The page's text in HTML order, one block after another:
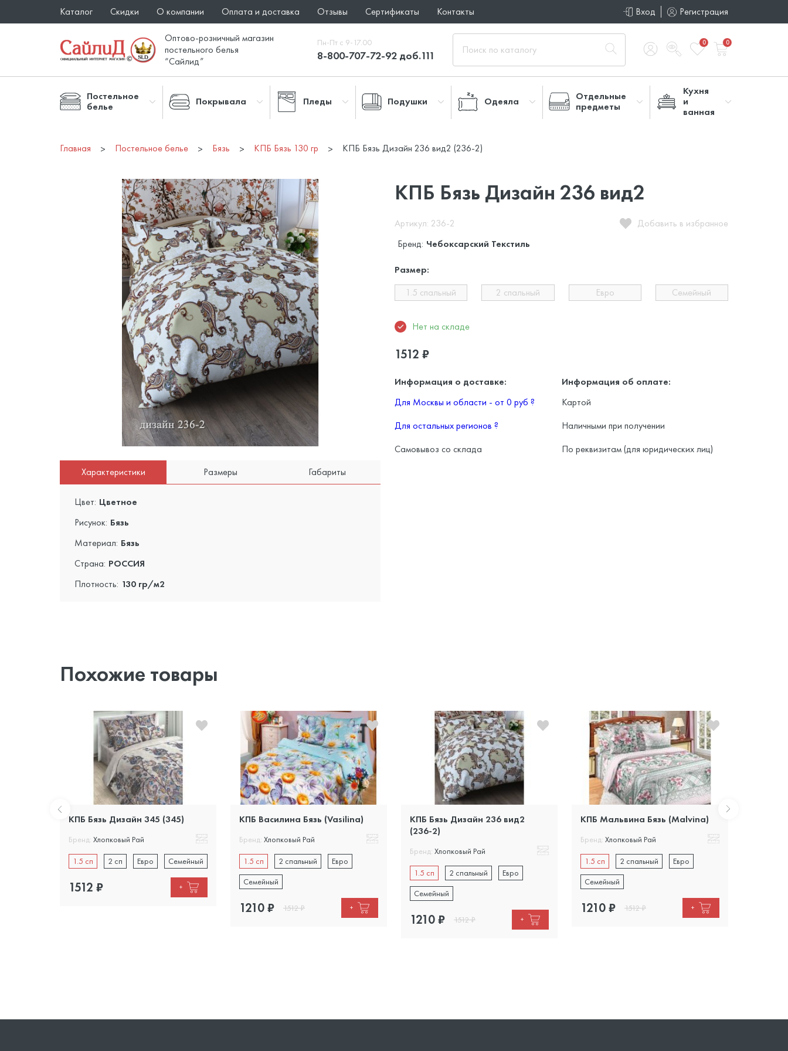
Каталог Скидки О компании Оплата и доставка Отзывы Сертификаты Контакты Вход Регистрация
Оптово-розничный магазин
постельного белья
“Сайлид”
Пн-Пт с 9-17.00
8-800-707-72-92 доб.111
0 0
Постельное
белье
Покрывала Пледы Подушки Одеяла
Отдельные
предметы
Кухня
и
ванная
Главная Постельное белье Бязь КПБ Бязь 130 гр КПБ Бязь Дизайн 236 вид2 (236-2)
Характеристики Размеры Габариты
Цвет: Цветное
Рисунок: Бязь
Материал: Бязь
Страна: РОССИЯ
Плотность: 130 гр/м2
КПБ Бязь Дизайн 236 вид2
Артикул: 236-2
Добавить в избранное
Бренд: Чебоксарский Текстиль
Размер:
1.5 спальный
2 спальный Евро Семейный
Нет на складе
1512₽
Информация о доставке:
Для Москвы и области - от 0 руб?
Для остальных регионов?
Самовывоз со склада
Информация об оплате:
Картой
Наличными при получении
По реквизитам (для юридических лиц)
Похожие товары
КПБ Бязь Дизайн 345 (345)
Бренд: Хлопковый Рай
1.5 сп 2 сп Евро Семейный
1512 ₽ +
КПБ Василина Бязь (Vasilina)
Бренд: Хлопковый Рай
1.5 сп 2 спальный
Евро
Семейный
1210₽ 1512₽ +
КПБ Бязь Дизайн 236 вид2
(236-2)
Бренд: Хлопковый Рай
1.5 сп 2 спальный
Евро
Семейный
1210₽ 1512₽ +
КПБ Мальвина Бязь (Malvina)
Бренд: Хлопковый Рай
1.5 сп 2 спальный
Евро
Семейный
1210₽ 1512₽ +